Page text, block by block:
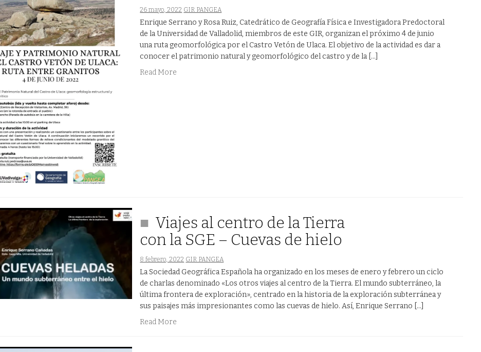
26 mayo, 2022 GIR PANGEA
Enrique Serrano y Rosa Ruiz, Catedrático de Geografía Física e Investigadora Predoctoral
de la Universidad de Valladolid, miembros de este GIR, organizan el próximo 4 de junio
una ruta geomorfológica por el Castro Vetón de Ulaca. El objetivo de la actividad es dar a
conocer el patrimonio natural y geomorfológico del castro y de la […]
Read More
Viajes al centro de la Tierra
con la SGE – Cuevas de hielo
8 febrero, 2022 GIR PANGEA
La Sociedad Geográfica Española ha organizado en los meses de enero y febrero un ciclo
de charlas denominado «Los otros viajes al centro de la Tierra. El mundo subterráneo, la
última frontera de exploración», centrado en la historia de la exploración subterránea y
sus paisajes más impresionantes como las cuevas de hielo. Así, Enrique Serrano […]
Read More